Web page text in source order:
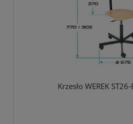
Krzesło WEREK